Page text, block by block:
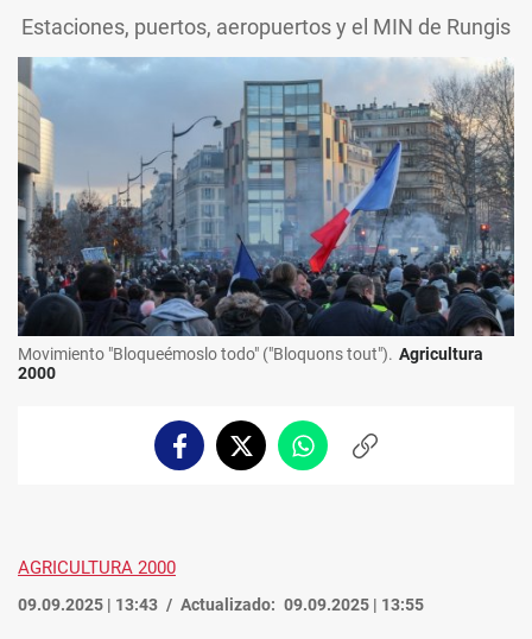
Estaciones, puertos, aeropuertos y el MIN de Rungis
Movimiento "Bloqueémoslo todo" ("Bloquons tout"). Agricultura
2000
FacebookTwitterWhatsappCopiar
AGRICULTURA 2000
09.09.2025 | 13:43 Actualizado: 09.09.2025 | 13:55